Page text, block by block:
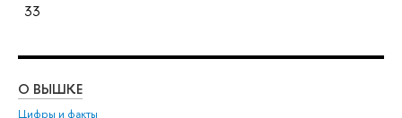
33
О ВЫШКЕ
Цифры и факты